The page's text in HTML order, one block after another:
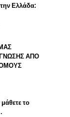
Ελλάδα:
ΑΠΟ
το